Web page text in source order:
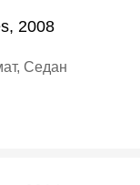
2008
Седан